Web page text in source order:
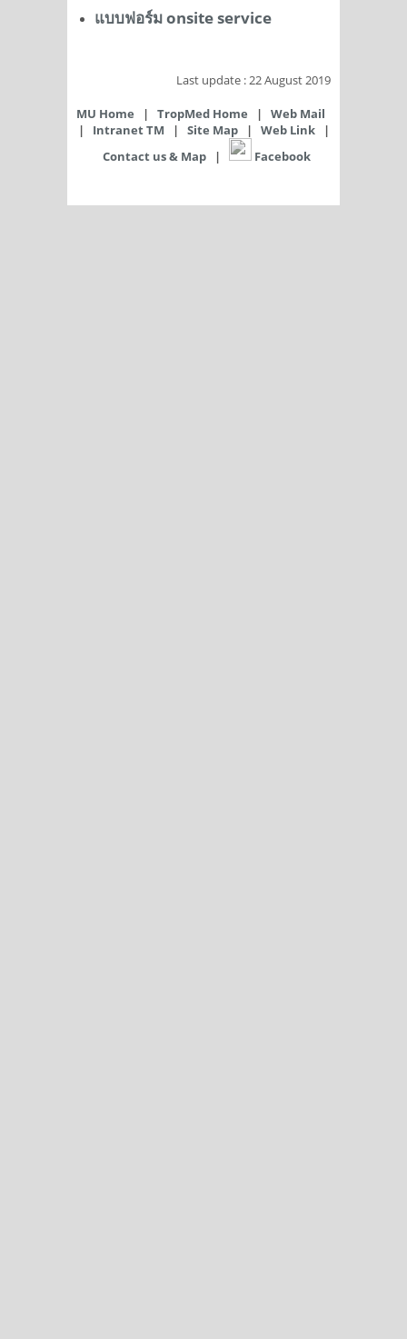
แบบฟอร์มonsite service
​Last update : 22 August 2019
MU Home | TropMed Home | Web Mail
| Intranet TM | Site Map| Web Link|
Contact us & Map| ​ Facebook